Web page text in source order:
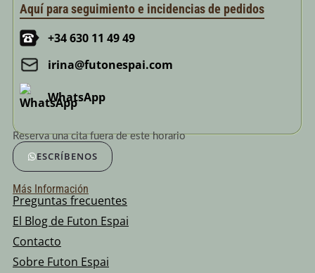
Aquí para seguimiento e incidencias de pedidos
+34 630 11 49 49
irina@futonespai.com
WhatsApp
Reserva una cita fuera de este horario
ESCRÍBENOS
Más Información
Preguntas frecuentes
El Blog de Futon Espai
Contacto
Sobre Futon Espai